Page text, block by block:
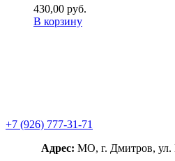
430,00 руб.
В корзину
+7 (926) 777-31-71
Адрес: МО, г. Дмитров, ул.